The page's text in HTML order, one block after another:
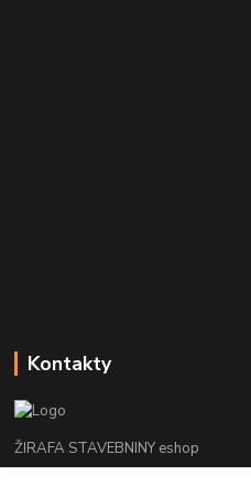
Kontakty
ŽIRAFA STAVEBNINY eshop